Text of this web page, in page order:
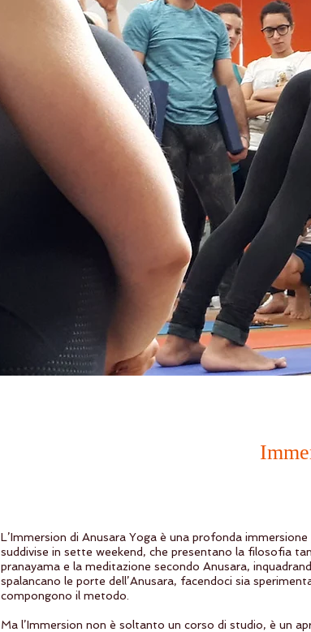
L’Immersion di Anusara Yoga è una profonda
suddivise in sette weekend, che presentano la filosofia
pranayama e la meditazione secondo Anusara,
spalancano le porte dell’Anusara, facendoci sia
compongono il metodo.
Ma l’Immersion non è soltanto un corso di studio, è un